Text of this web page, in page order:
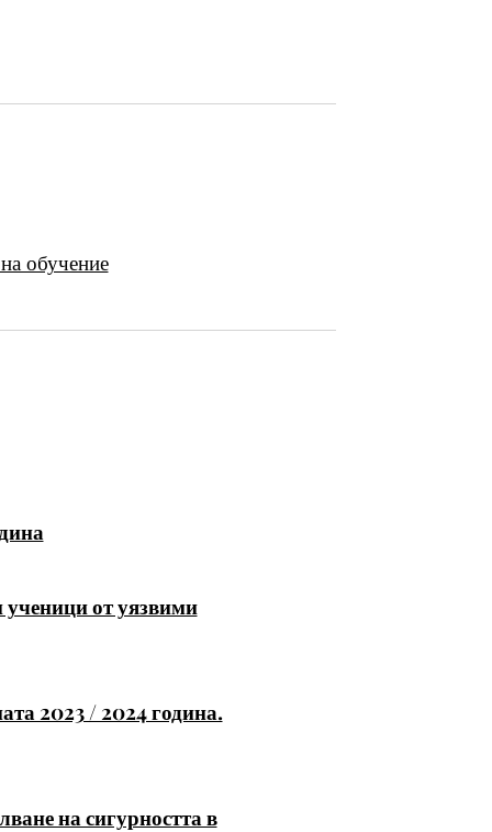
обучение
от уязвими
2023 / 2024 година.
на сигурността в